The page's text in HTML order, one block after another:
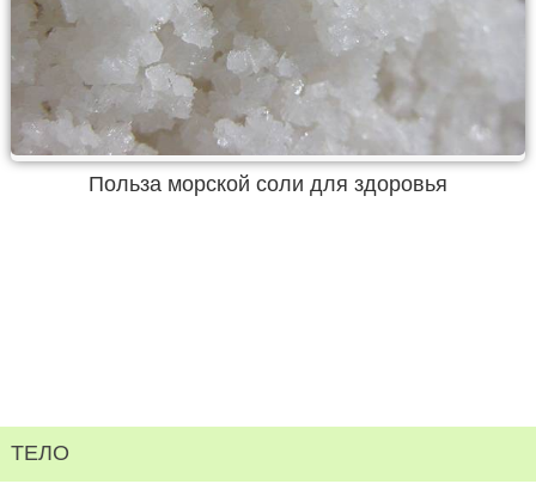
Польза морской соли для здоровья
ТЕЛО